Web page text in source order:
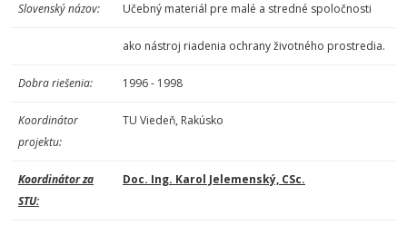
Slovenský názov: Učebný materiál pre malé a stredné spoločnosti
ako nástroj riadenia ochrany životného prostredia.
Dobra riešenia: 1996 - 1998
Koordinátor
projektu:
TU Viedeň, Rakúsko
Koordinátor za
STU:
Doc. Ing. Karol Jelemenský, CSc.